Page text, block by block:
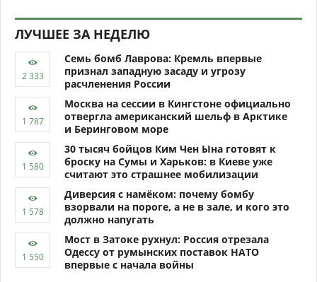
ЛУЧШЕЕ ЗА НЕДЕЛЮ
Семь бомб Лаврова: Кремль впервые
признал западную засаду и угрозу
расчленения России
Москва на сессии в Кингстоне официально
отвергла американский шельф в Арктике
и Беринговом море
30 тысяч бойцов Ким Чен Ына готовят к
броску на Сумы и Харьков: в Киеве уже
считают это страшнее мобилизации
Диверсия с намёком: почему бомбу
взорвали на пороге, а не в зале, и кого это
должно напугать
Мост в Затоке рухнул: Россия отрезала
Одессу от румынских поставок НАТО
впервые с начала войны